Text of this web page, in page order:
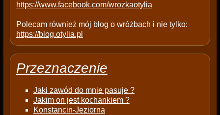
https://www.facebook.com/wrozkaotylia
Polecam również mój blog o wróżbach i nie tylko:
https://blog.otylia.pl
Przeznaczenie
Jaki zawód do mnie pasuje ?
Jakim on jest kochankiem ?
Konstancin-Jeziorna